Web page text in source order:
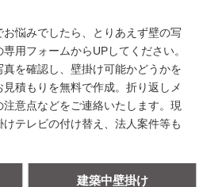
悩みでしたら、とりあえず壁の写
用フォームからUPしてください。
を確認し、壁掛け可能かどうかを
積もりを無料で作成。折り返しメ
意点などをご連絡いたします。現
テレビの付け替え、法人案件等も
建築中壁掛け